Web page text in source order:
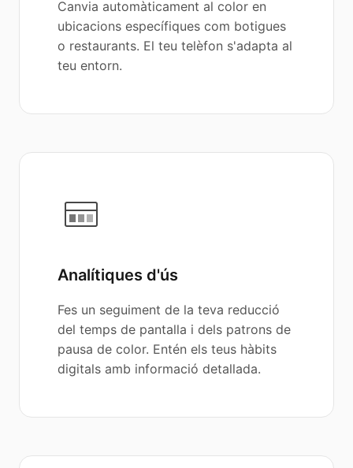
Canvia automàticament al color en
ubicacions específiques com botigues
o restaurants. El teu telèfon s'adapta al
teu entorn.
Analítiques d'ús
Fes un seguiment de la teva reducció
del temps de pantalla i dels patrons de
pausa de color. Entén els teus hàbits
digitals amb informació detallada.